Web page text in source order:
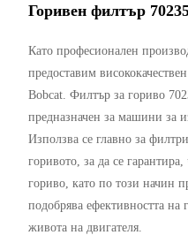
Горивен филтър
Като професионален
предоставим
Bobcat. Филтър за гориво
предназначен за машини за
Използва се главно за
горивото, за да се
гориво, като по този начин
подобрява ефективността на
живота на двигателя.